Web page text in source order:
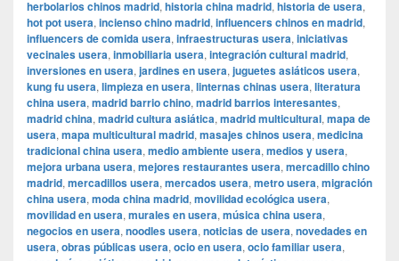
herbolarios chinos madrid, historia china madrid, historia de usera,
hot pot usera, incienso chino madrid, influencers chinos en madrid,
influencers de comida usera, infraestructuras usera, iniciativas
vecinales usera, inmobiliaria usera, integración cultural madrid,
inversiones en usera, jardines en usera, juguetes asiáticos usera,
kung fu usera, limpieza en usera, linternas chinas usera, literatura
china usera, madrid barrio chino, madrid barrios interesantes,
madrid china, madrid cultura asiática, madrid multicultural, mapa de
usera, mapa multicultural madrid, masajes chinos usera, medicina
tradicional china usera, medio ambiente usera, medios y usera,
mejora urbana usera, mejores restaurantes usera, mercadillo chino
madrid, mercadillos usera, mercados usera, metro usera, migración
china usera, moda china madrid, movilidad ecológica usera,
movilidad en usera, murales en usera, música china usera,
negocios en usera, noodles usera, noticias de usera, novedades en
usera, obras públicas usera, ocio en usera, ocio familiar usera,